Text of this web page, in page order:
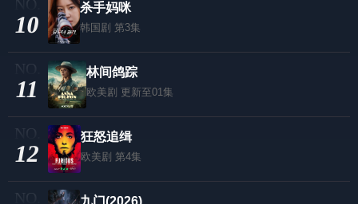
10
杀手妈咪
韩国剧 第3集
11
林间鸽踪
欧美剧 更新至01集
12
狂怒追缉
欧美剧 第4集
九门(2026)